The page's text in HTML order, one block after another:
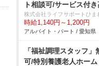
ト相談可/サービス付
株式会社ライフサポートひま
時給1,140円～1,200円
アルバイト・パート / 愛知県
「福祉調理スタッフ
可/特別養護老人ホーム